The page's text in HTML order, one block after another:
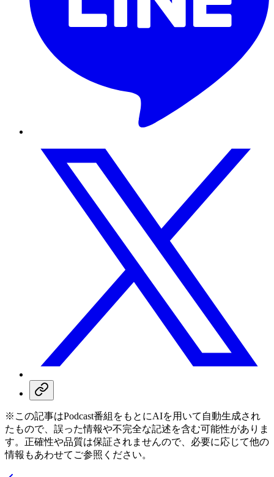
※この記事はPodcast番組をもとにAIを用いて自動生成され
たもので、誤った情報や不完全な記述を含む可能性がありま
す。正確性や品質は保証されませんので、必要に応じて他の
情報もあわせてご参照ください。